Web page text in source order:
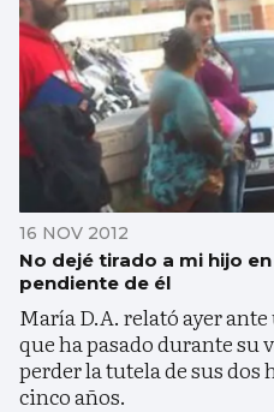
16 NOV 2012
No dejé tirado a mi hijo
pendiente de él
María D.A. relató ayer
que ha pasado durante su
perder la tutela de sus dos
cinco años.